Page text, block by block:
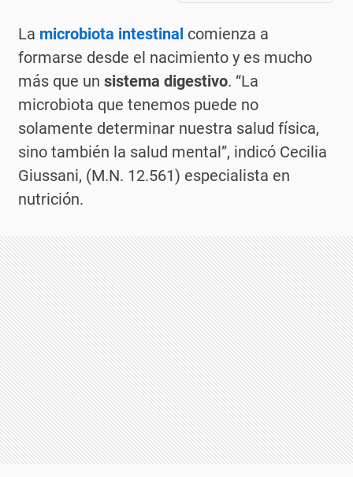
La microbiota intestinal comienza a
formarse desde el nacimiento y es mucho
más que un sistema digestivo. “La
microbiota que tenemos puede no
solamente determinar nuestra salud física,
sino también la salud mental”, indicó Cecilia
Giussani, (M.N. 12.561) especialista en
nutrición.